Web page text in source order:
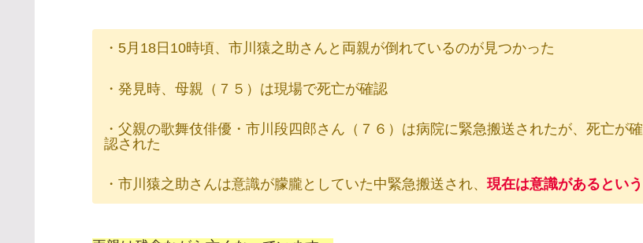
・5月18日10時頃、市川猿之助さんと両親が倒れているのが見つかった
・発見時、母親（７５）は現場で死亡が確認
・父親の歌舞伎俳優・市川段四郎さん（７６）は病院に緊急搬送されたが、死亡が確
認された
・市川猿之助さんは意識が朦朧としていた中緊急搬送され、 現在は意識があるという